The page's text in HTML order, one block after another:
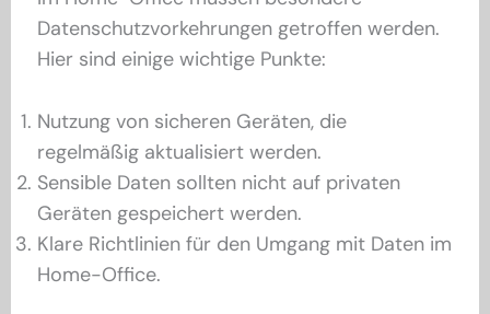
Datenschutzvorkehrungen getroffen werden.
Hier sind einige wichtige Punkte:
Nutzung von sicheren Geräten, die
regelmäßig aktualisiert werden.
Sensible Daten sollten nicht auf privaten
Geräten gespeichert werden.
Klare Richtlinien für den Umgang mit Daten im
Home-Office.